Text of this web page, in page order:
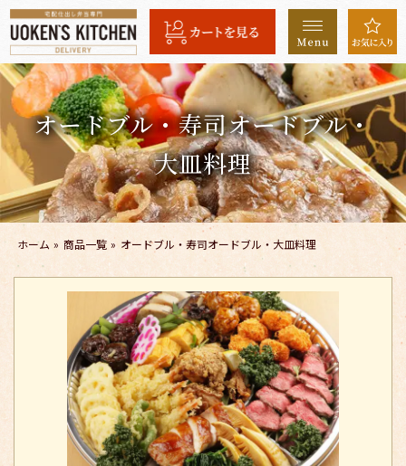
コ
ン
テ
ン
ツ
へ
ス
ッ
プ
オードブル・寿司オードブル・
大皿料理
ホーム » 商品一覧 » オードブル・寿司オードブル・大皿料理